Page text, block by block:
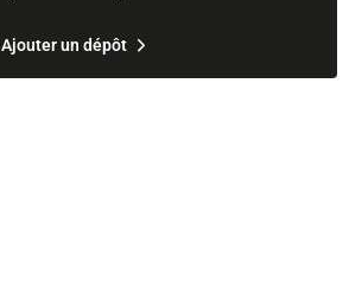
Ajouter un dépôt